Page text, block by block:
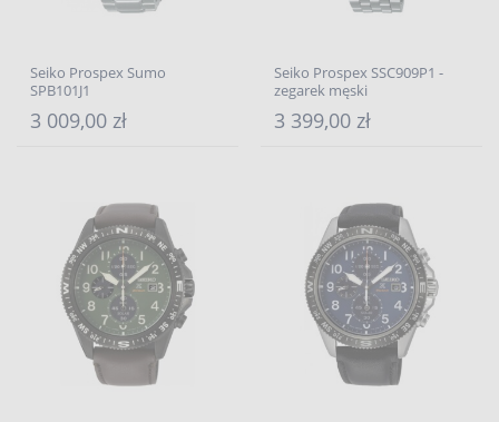
Seiko Prospex Sumo
SPB101J1
3 009,00 zł
Seiko Prospex SSC909P1 -
zegarek męski
3 399,00 zł